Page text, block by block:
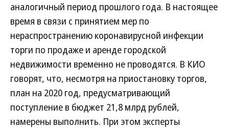
аналогичный период прошлого года. В настоящее
время в связи с принятием мер по
нераспространению коронавирусной инфекции
торги по продаже и аренде городской
недвижимости временно не проводятся. В КИО
говорят, что, несмотря на приостановку торгов,
план на 2020 год, предусматривающий
поступление в бюджет 21,8 млрд рублей,
намерены выполнить. При этом эксперты